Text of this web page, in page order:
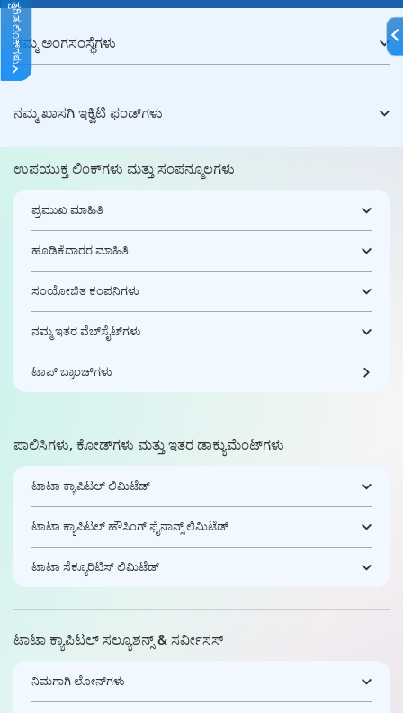
ತ್ವರಿತ ಲಿಂಕ್‌ಗಳು
ನಮ್ಮ ಅಂಗಸಂಸ್ಥೆಗಳು
ನಮ್ಮ ಖಾಸಗಿ ಇಕ್ವಿಟಿ ಫಂಡ್‌ಗಳು
ಉಪಯುಕ್ತ ಲಿಂಕ್‌ಗಳು ಮತ್ತು ಸಂಪನ್ಮೂಲಗಳು
ಪ್ರಮುಖ ಮಾಹಿತಿ
ಹೂಡಿಕೆದಾರರ ಮಾಹಿತಿ
ಸಂಯೋಜಿತ ಕಂಪನಿಗಳು
ನಮ್ಮ ಇತರ ವೆಬ್‌ಸೈಟ್‌ಗಳು
ಟಾಪ್ ಬ್ರಾಂಚ್‌ಗಳು
ಪಾಲಿಸಿಗಳು, ಕೋಡ್‌ಗಳು ಮತ್ತು ಇತರ ಡಾಕ್ಯುಮೆಂಟ್‌ಗಳು
ಟಾಟಾ ಕ್ಯಾಪಿಟಲ್ ಲಿಮಿಟೆಡ್
ಟಾಟಾ ಕ್ಯಾಪಿಟಲ್ ಹೌಸಿಂಗ್ ಫೈನಾನ್ಸ್ ಲಿಮಿಟೆಡ್
ಟಾಟಾ ಸೆಕ್ಯೂರಿಟಿಸ್ ಲಿಮಿಟೆಡ್
ಟಾಟಾ ಕ್ಯಾಪಿಟಲ್ ಸಲ್ಯೂಶನ್ಸ್ & ಸರ್ವೀಸಸ್
ನಿಮಗಾಗಿ ಲೋನ್‌ಗಳು